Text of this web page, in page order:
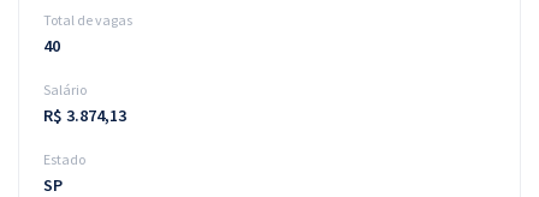
Aprovados
Atendimento
Total de vagas
40
Salário
R$ 3.874,13
Estado
SP